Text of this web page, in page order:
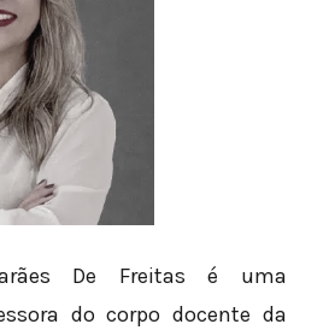
De Freitas é uma
do corpo docente da